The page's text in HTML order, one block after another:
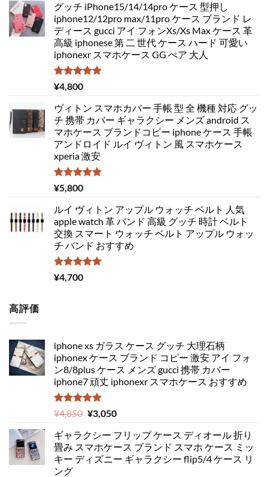
グッチ iPhone15/14/14pro ケース 型押し
iphone12/12pro max/11pro ケース ブランド レ
ディース gucci アイ フォンXs/Xs Max ケース 革
高級 iphonese 第 二 世代 ケース ハード 可愛い
iphonexr スマホケース GG ぺア 大人
5段階中
5.00
¥4,800
ヴィトン スマホカバー 手帳 型 全 機種 対応 グッ
チ 携帯 カバー ギャラクシー メンズ android ス
マホケース ブランドコピー iphone ケース 手帳
アンドロイド ルイ ヴィトン 風 スマホケース
xperia 激安
5段階中
5.00
¥5,800
ルイ ヴィトン アップル ウォッチ ベルト 人気
apple watch 革 バンド 高級 グッチ 時計 ベルト
交換 スマート ウォッチ ベルト アップル ウォッ
チ バンド おすすめ
5段階中
5.00
¥4,700
高評価
iphone xs ガラス ケース グッチ 大理石柄
iphonex ケース ブランド コピー 激安 アイ フォ
ン8/8plus ケース メンズ gucci 携帯 カバー
iphone7 頑丈 iphonexr スマホケース おすすめ
5段階中
5.00
の評価
¥4,850 元
価
格
は
¥3,050現
の
価
格
ギャラクシー フリップ ケース ディオール 折り
畳み スマホケース ブランド スマホ ケース ミッ
キー ディズニー ギャラクシー flip5/4 ケース リ
ング